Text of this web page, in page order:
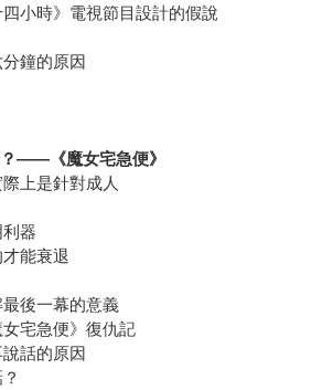
四小時》電視節目設計的假說
分鐘的原因
——《魔女宅急便》
上是針對成人
器
能衰退
後一幕的意義
女宅急便》復仇記
話的原因